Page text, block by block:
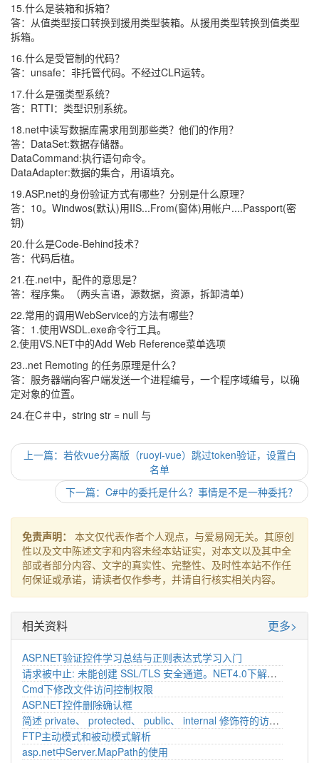
15.什么是装箱和拆箱？
答：从值类型接口转换到援用类型装箱。从援用类型转换到值类型
拆箱。
16.什么是受管制的代码？
答：unsafe：非托管代码。不经过CLR运转。
17.什么是强类型系统？
答：RTTI：类型识别系统。
18.net中读写数据库需求用到那些类？他们的作用？
答：DataSet:数据存储器。
DataCommand:执行语句命令。
DataAdapter:数据的集合，用语填充。
19.ASP.net的身份验证方式有哪些？分别是什么原理？
答：10。Windwos(默认)用IIS...From(窗体)用帐户....Passport(密
钥)
20.什么是Code-Behind技术？
答：代码后植。
21.在.net中，配件的意思是？
答：程序集。（两头言语，源数据，资源，拆卸清单）
22.常用的调用WebService的方法有哪些？
答：1.使用WSDL.exe命令行工具。
2.使用VS.NET中的Add Web Reference菜单选项
23..net Remoting 的任务原理是什么？
答：服务器端向客户端发送一个进程编号，一个程序域编号，以确
定对象的位置。
24.在C＃中，string str = null 与
上一篇：若依vue分离版（ruoyi-vue）跳过token验证，设置白
名单
下一篇：C#中的委托是什么？事情是不是一种委托？
免责声明：
本文仅代表作者个人观点，与爱易网无关。其原创
性以及文中陈述文字和内容未经本站证实，对本文以及其中全
部或者部分内容、文字的真实性、完整性、及时性本站不作任
何保证或承诺，请读者仅作参考，并请自行核实相关内容。
相关资料 更多>
ASP.NET验证控件学习总结与正则表达式学习入门
请求被中止: 未能创建 SSL/TLS 安全通道。NET4.0下解决方案，SecurityProtocolType.Tls12 NET4.0下解决方案
Cmd下修改文件访问控制权限
ASP.NET控件删除确认框
简述 private、 protected、 public、 internal 修饰符的访问权限。
FTP主动模式和被动模式解析
asp.net中Server.MapPath的使用